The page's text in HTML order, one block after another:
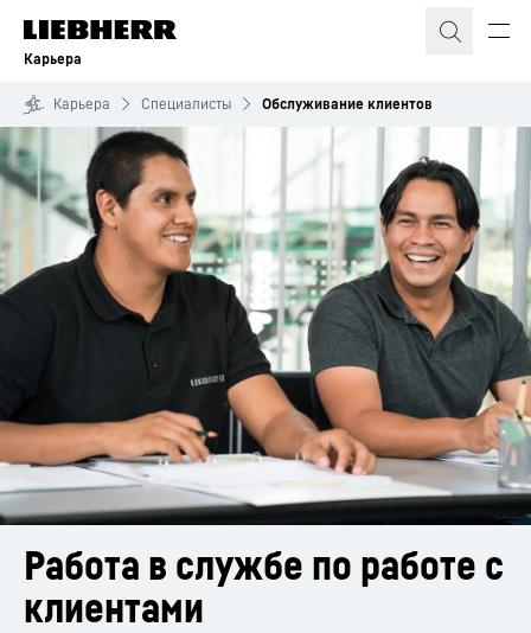
Карьера
Карьера Специалисты Обслуживание клиентов
Работа в службе по работе с
клиентами